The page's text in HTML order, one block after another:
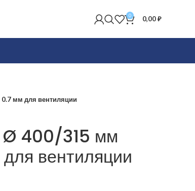
0 0,00₽
мм для вентиляции
Ø 400/315 мм
вентиляции